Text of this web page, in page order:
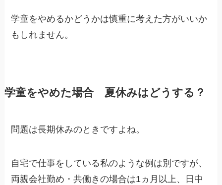
学童をやめるかどうかは慎重に考えた方がいいか
もしれません。
学童をやめた場合 夏休みはどうする？
問題は長期休みのときですよね。
自宅で仕事をしている私のような例は別ですが、
両親会社勤め・共働きの場合は1ヵ月以上、日中